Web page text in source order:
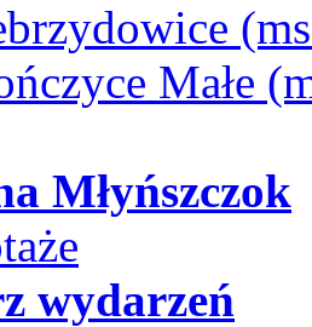
Małe
Młyńszczok
wydarzeń